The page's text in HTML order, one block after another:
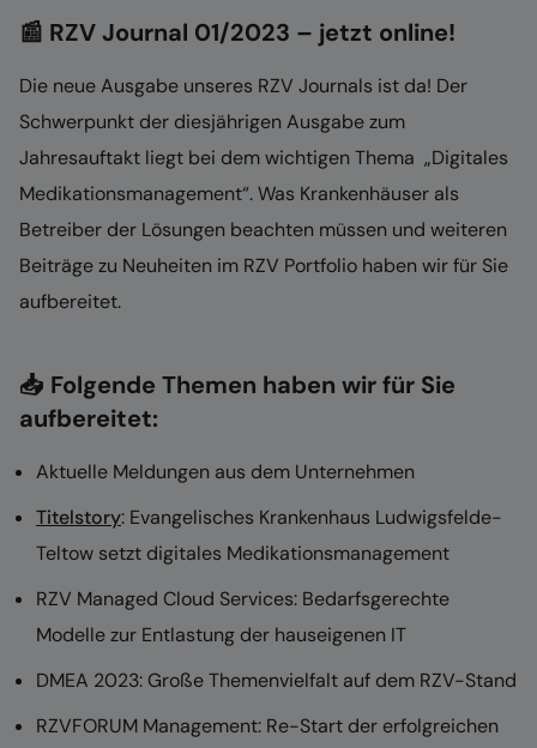
📰 RZV Journal 01/2023 – jetzt online!
Die neue Ausgabe unseres RZV Journals ist da! Der
Schwerpunkt der diesjährigen Ausgabe zum
Jahresauftakt liegt bei dem wichtigen Thema „Digitales
Medikationsmanagement“. Was Krankenhäuser als
Betreiber der Lösungen beachten müssen und weiteren
Beiträge zu Neuheiten im RZV Portfolio haben wir für Sie
aufbereitet.
📥 Folgende Themen haben wir für Sie
aufbereitet:
Aktuelle Meldungen aus dem Unternehmen
Titelstory: Evangelisches Krankenhaus Ludwigsfelde-
Teltow setzt digitales Medikationsmanagement
RZV Managed Cloud Services: Bedarfsgerechte
Modelle zur Entlastung der hauseigenen IT
DMEA 2023: Große Themenvielfalt auf dem RZV-Stand
RZVFORUM Management: Re-Start der erfolgreichen